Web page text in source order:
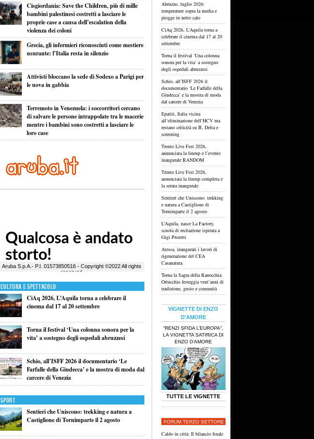
Cisgiordania: Save the Children, più di mille
bambini palestinesi costretti a lasciare le
proprie case a causa dell’escalation della
violenza dei coloni
Grecia, gli infermieri riconosciuti come mestiere
usurante: l’Italia resta in silenzio
Attivisti bloccano la sede di Sodexo a Parigi per
le uova in gabbia
Terremoto in Venezuela: i soccorritori cercano
di salvare le persone intrappolate tra le macerie
mentre i bambini sono costretti a lasciare le
loro case
Cultura e Spettacolo
CiAq 2026, L’Aquila torna a celebrare il
cinema dal 17 al 20 settembre
Torna il festival ‘Una colonna sonora per la
vita’ a sostegno degli ospedali abruzzesi
Schio, all’ISFF 2026 il documentario ‘Le
Farfalle della Giudecca’ e la mostra di moda dal
carcere di Venezia
Sport
Sentieri che Uniscono: trekking e natura a
Castiglione di Tornimparte il 2 agosto
Abruzzo, luglio 2026:
temperature sopra la media e
piogge in netto calo
CiAq 2026, L’Aquila torna a
celebrare il cinema dal 17 al 20
settembre
Torna il festival ‘Una colonna
sonora per la vita’ a sostegno
degli ospedali abruzzesi
Schio, all’ISFF 2026 il
documentario ‘Le Farfalle della
Giudecca’ e la mostra di moda
dal carcere di Venezia
Epatiti, Italia vicina
all’eliminazione dell’HCV ma
restano criticità su B, Delta e
screening
Trento Live Fest 2026,
annunciata la lineup e l’evento
inaugurale RANDOM
Trento Live Fest 2026,
annunciata la lineup completa e
la serata inaugurale
Sentieri che Uniscono: trekking
e natura a Castiglione di
Tornimparte il 2 agosto
L’Aquila, nasce La Factory,
scuola di recitazione ispirata a
Gigi Proietti
Atessa, inaugurati i lavori di
rigenerazione del CEA
Casanatura
Torna la Sagra della Ranocchia:
Ortucchio festeggia vent’anni di
tradizione, gusto e comunità
VIGNETTE DI ENZO
D'AMORE
“RENZI SFIDA L’EUROPA”,
LA VIGNETTA SATIRICA DI
ENZO D’AMORE
TUTTE LE VIGNETTE
FORUM TERZO SETTORE
Caldo in città: Il bilancio finale